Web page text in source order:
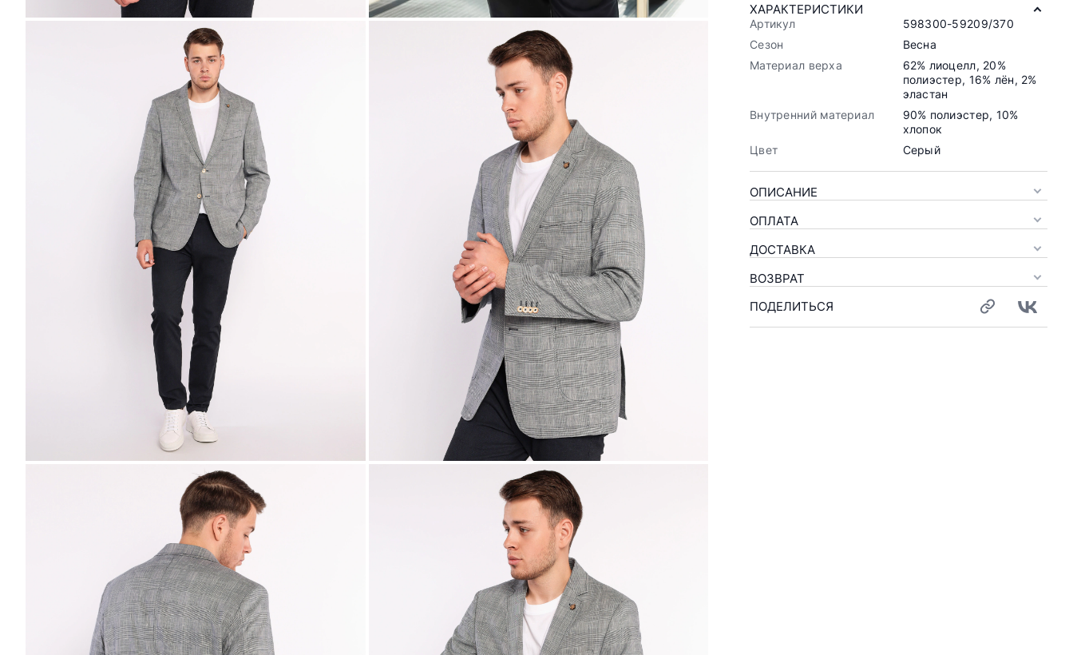
ХАРАКТЕРИСТИКИ
Артикул
598300-59209/370
Сезон
Весна
Материал верха
62% лиоцелл, 20%
полиэстер, 16% лён, 2%
эластан
Внутренний материал
90% полиэстер, 10%
хлопок
Цвет
Серый
ОПИСАНИЕ
ОПЛАТА
ДОСТАВКА
ВОЗВРАТ
ПОДЕЛИТЬСЯ